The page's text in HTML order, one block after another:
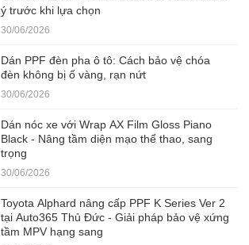
ý trước khi lựa chọn
30/06/2026
Dán PPF đèn pha ô tô: Cách bảo vệ chóa
đèn không bị ố vàng, rạn nứt
30/06/2026
Dán nóc xe với Wrap AX Film Gloss Piano
Black - Nâng tầm diện mạo thể thao, sang
trọng
30/06/2026
Toyota Alphard nâng cấp PPF K Series Ver 2
tại Auto365 Thủ Đức - Giải pháp bảo vệ xứng
tầm MPV hạng sang